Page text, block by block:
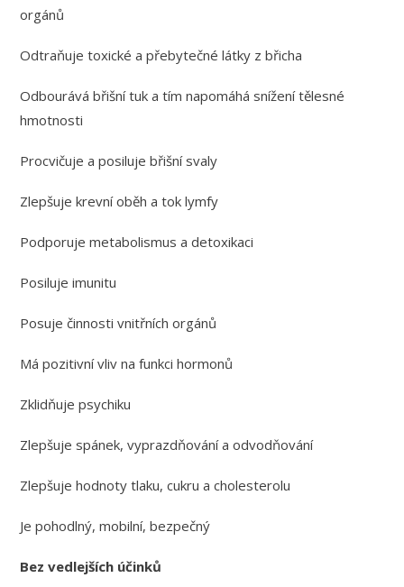
orgánů
Odtraňuje toxické a přebytečné látky z břicha
Odbourává břišní tuk a tím napomáhá snížení tělesné
hmotnosti
Procvičuje a posiluje břišní svaly
Zlepšuje krevní oběh a tok lymfy
Podporuje metabolismus a detoxikaci
Posiluje imunitu
Posuje činnosti vnitřních orgánů
Má pozitivní vliv na funkci hormonů
Zklidňuje psychiku
Zlepšuje spánek, vyprazdňování a odvodňování
Zlepšuje hodnoty tlaku, cukru a cholesterolu
Je pohodlný, mobilní, bezpečný
Bez vedlejších účinků